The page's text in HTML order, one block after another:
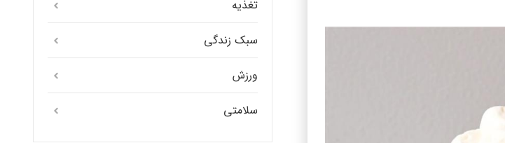
تغذیه
سبک زندگی
ورزش
سلامتی